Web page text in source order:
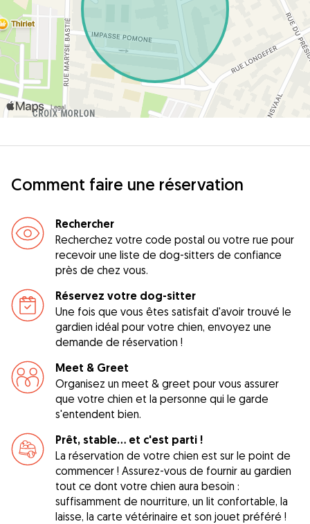
Comment faire une réservation
Rechercher
Recherchez votre code postal ou votre rue pour
recevoir une liste de dog-sitters de confiance
près de chez vous.
Réservez votre dog-sitter
Une fois que vous êtes satisfait d'avoir trouvé le
gardien idéal pour votre chien, envoyez une
demande de réservation !
Meet & Greet
Organisez un meet & greet pour vous assurer
que votre chien et la personne qui le garde
s'entendent bien.
Prêt, stable... et c'est parti !
La réservation de votre chien est sur le point de
commencer ! Assurez-vous de fournir au gardien
tout ce dont votre chien aura besoin :
suffisamment de nourriture, un lit confortable, la
laisse, la carte vétérinaire et son jouet préféré !